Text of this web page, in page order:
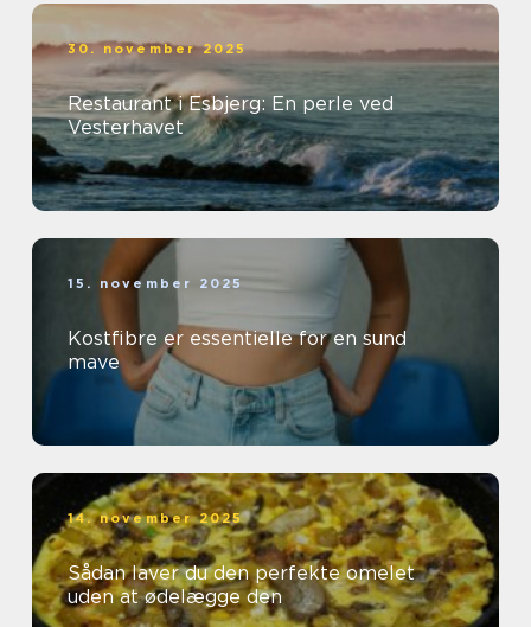
30. november 2025
Restaurant i Esbjerg: En perle ved
Vesterhavet
15. november 2025
Kostfibre er essentielle for en sund
mave
14. november 2025
Sådan laver du den perfekte omelet
uden at ødelægge den